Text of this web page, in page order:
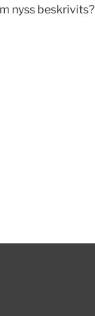
nyss beskrivits?